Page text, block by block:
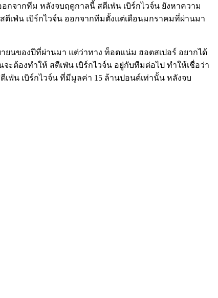
กจากทีม หลังจบฤดูกาลนี้ สตีเฟ่น เบิร์กไวจ์น ยังหาความ
เฟ่น เบิร์กไวจ์น ออกจากทีมตั้งแต่เดือนมกราคมที่ผ่านมา
ยนของปีที่ผ่านมา แต่ว่าทาง ท็อตแน่ม ฮอตสเปอร์ อยากได้
ะต้องทำให้ สตีเฟ่น เบิร์กไวจ์น อยู่กับทีมต่อไป ทำให้เชื่อว่า
ฟ่น เบิร์กไวจ์น ที่มีมูลค่า 15 ล้านปอนด์เท่านั้น หลังจบ